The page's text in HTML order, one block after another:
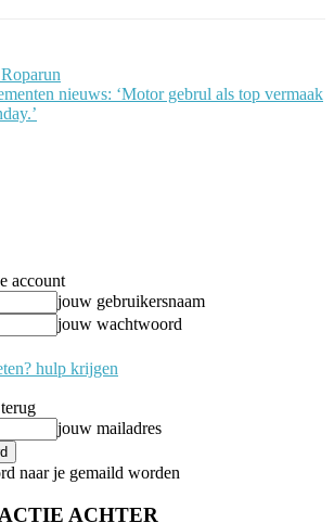
nieuws: ‘Motor gebrul als top vermaak
account
jouw gebruikersnaam
jouw wachtwoord
hulp krijgen
jouw mailadres
naar je gemaild worden
ACHTER